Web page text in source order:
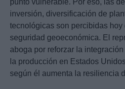
punto vulnerable. Por eso, las
inversión, diversificación de
tecnológicas son percibidas hoy
seguridad geoeconómica. El
aboga por reforzar la
la producción en Estados
según él aumenta la resiliencia